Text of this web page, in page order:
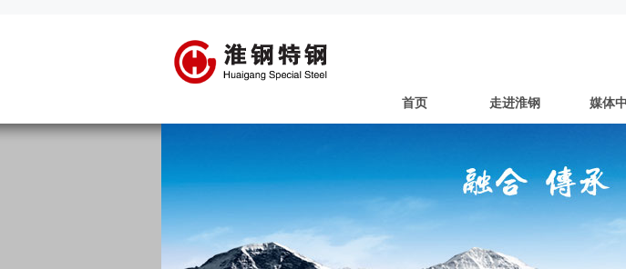
首页 走进淮钢 媒体